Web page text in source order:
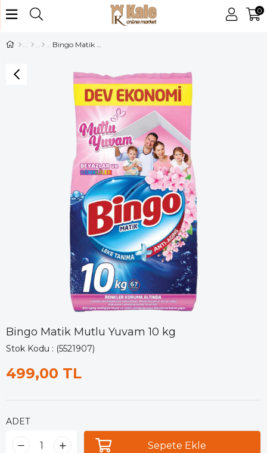
0
Bingo Matik Mutlu Yuvam 10 kg
Bingo Matik Mutlu Yuvam 10 kg
Stok Kodu (5521907)
499,00 TL
ADET